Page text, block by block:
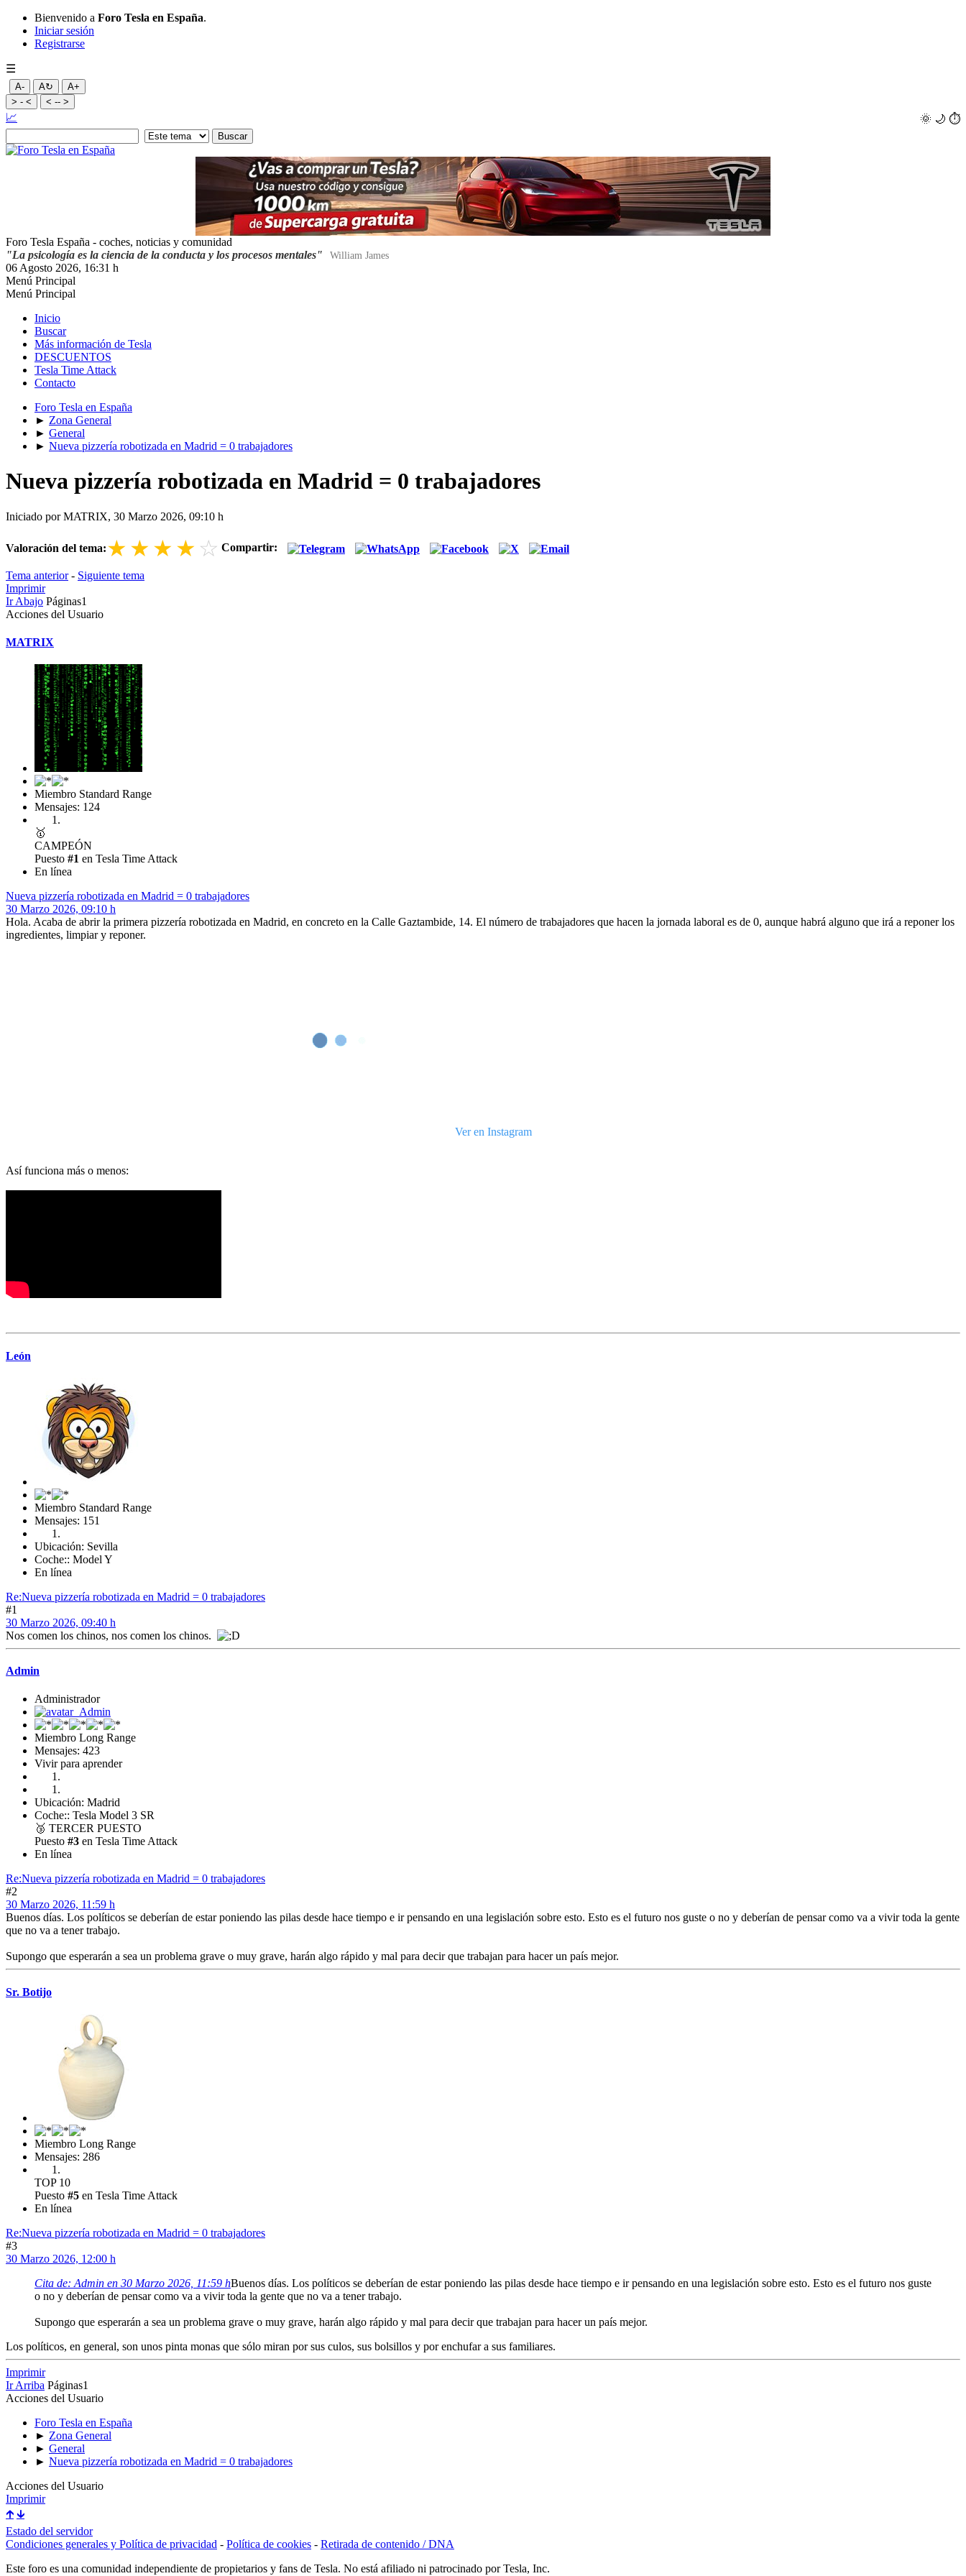
Bienvenido a Foro Tesla en España.
Iniciar sesión
Registrarse
☰
A- A↻
A+
> - <
< -- >
🌞 🌙 ⏱️
📈
Foro Tesla España - coches, noticias y comunidad
"La psicología es la ciencia de la conducta y los procesos mentales"
William James
06 Agosto 2026, 16:31 h
Menú Principal
Menú Principal
Inicio
Buscar
Más información de Tesla
DESCUENTOS
Tesla Time Attack
Contacto
Foro Tesla en España
► Zona General
► General
► Nueva pizzería robotizada en Madrid = 0 trabajadores
Nueva pizzería robotizada en Madrid = 0 trabajadores
Iniciado por MATRIX, 30 Marzo 2026, 09:10 h
Valoración del tema:★★★★ ☆ Compartir:
Tema anterior- Siguiente tema
Imprimir
Ir Abajo Páginas1
Acciones del Usuario
MATRIX
Miembro Standard Range
Mensajes: 124
🥇
CAMPEÓN
Puesto #1 en Tesla Time Attack
En línea
Nueva pizzería robotizada en Madrid = 0 trabajadores
30 Marzo 2026, 09:10 h
Hola. Acaba de abrir la primera pizzería robotizada en Madrid, en concreto en la Calle Gaztambide, 14. El número de trabajadores que hacen la jornada laboral es de 0, aunque habrá alguno que irá a reponer los
ingredientes, limpiar y reponer.
Ver en Instagram
Así funciona más o menos:
León
Miembro Standard Range
Mensajes: 151
Ubicación: Sevilla
Coche:: Model Y
En línea
Re:Nueva pizzería robotizada en Madrid = 0 trabajadores
#1
30 Marzo 2026, 09:40 h
Nos comen los chinos, nos comen los chinos.
Admin
Administrador
Miembro Long Range
Mensajes: 423
Vivir para aprender
Ubicación: Madrid
Coche:: Tesla Model 3 SR
🥉 TERCER PUESTO
Puesto #3 en Tesla Time Attack
En línea
Re:Nueva pizzería robotizada en Madrid = 0 trabajadores
#2
30 Marzo 2026, 11:59 h
Buenos días. Los políticos se deberían de estar poniendo las pilas desde hace tiempo e ir pensando en una legislación sobre esto. Esto es el futuro nos guste o no y deberían de pensar como va a vivir toda la gente
que no va a tener trabajo.
Supongo que esperarán a sea un problema grave o muy grave, harán algo rápido y mal para decir que trabajan para hacer un país mejor.
Sr. Botijo
Miembro Long Range
Mensajes: 286
TOP 10
Puesto #5 en Tesla Time Attack
En línea
Re:Nueva pizzería robotizada en Madrid = 0 trabajadores
#3
30 Marzo 2026, 12:00 h
Cita de: Admin en 30 Marzo 2026, 11:59 hBuenos días. Los políticos se deberían de estar poniendo las pilas desde hace tiempo e ir pensando en una legislación sobre esto. Esto es el futuro nos guste
o no y deberían de pensar como va a vivir toda la gente que no va a tener trabajo.
Supongo que esperarán a sea un problema grave o muy grave, harán algo rápido y mal para decir que trabajan para hacer un país mejor.
Los políticos, en general, son unos pinta monas que sólo miran por sus culos, sus bolsillos y por enchufar a sus familiares.
Imprimir
Ir Arriba Páginas1
Acciones del Usuario
Foro Tesla en España
► Zona General
► General
► Nueva pizzería robotizada en Madrid = 0 trabajadores
Acciones del Usuario
Imprimir
🡱 🡳
Estado del servidor
Condiciones generales y Política de privacidad - Política de cookies - Retirada de contenido / DNA
Este foro es una comunidad independiente de propietarios y fans de Tesla. No está afiliado ni patrocinado por Tesla, Inc.